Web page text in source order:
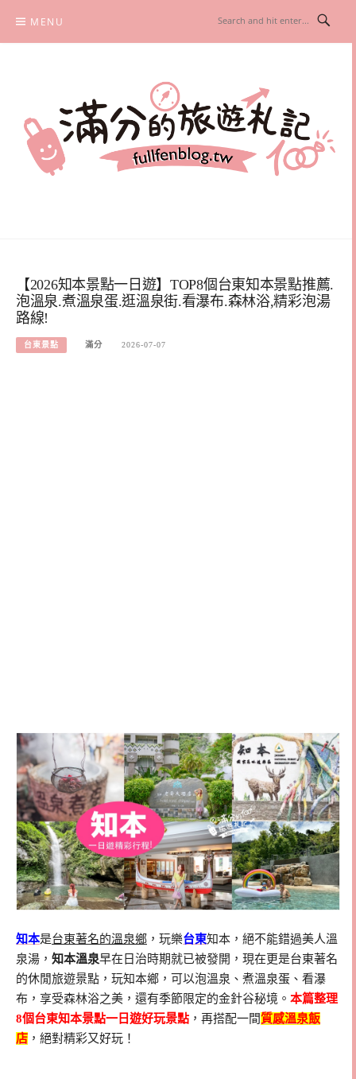
content
MENU
【2026知本景點一日遊】TOP8個台東知本景點推薦.
泡溫泉.煮溫泉蛋.逛溫泉街.看瀑布.森林浴,精彩泡湯
路線!
台東景點 滿分 2026-07-07
知本是台東著名的溫泉鄉 ，玩樂台東知本，絕不能錯過美人溫
泉湯， 知本溫泉早在日治時期就已被發開，現在更是台東著名
的休閒旅遊景點，玩知本鄉，可以泡溫泉、煮溫泉蛋、看瀑
布，享受森林浴之美，還有季節限定的金針谷秘境。 本篇整理
8個台東知本景點一日遊好玩景點 ，再搭配一間質感溫泉飯
店 ，絕對精彩又好玩！